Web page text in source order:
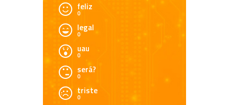
feliz
0
legal
0
uau
0
será?
0
triste
0